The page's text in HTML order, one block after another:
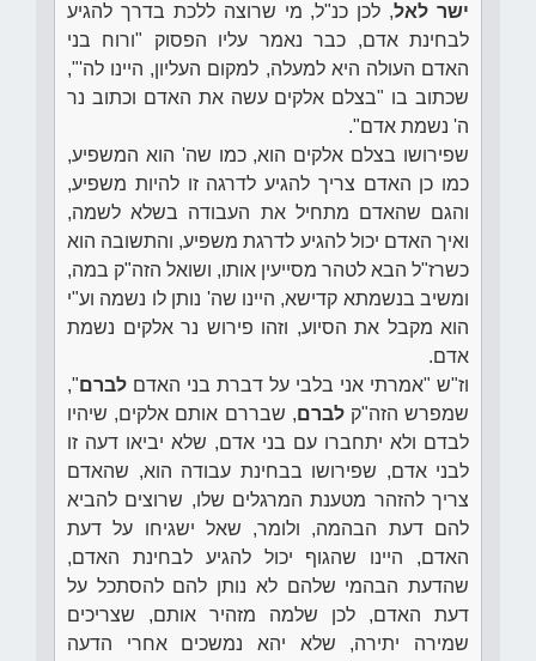
ישר לאל, לכן כנ"ל, מי שרוצה ללכת בדרך להגיע
לבחינת אדם, כבר נאמר עליו הפסוק "ורוח בני
האדם העולה היא למעלה, למקום העליון, היינו לה'",
שכתוב בו "בצלם אלקים עשה את האדם וכתוב נר
ה' נשמת אדם".
שפירושו בצלם אלקים הוא, כמו שה' הוא המשפיע,
כמו כן האדם צריך להגיע לדרגה זו להיות משפיע,
והגם שהאדם מתחיל את העבודה בשלא לשמה,
ואיך האדם יכול להגיע לדרגת משפיע, והתשובה הוא
כשרז"ל הבא לטהר מסייעין אותו, ושואל הזה"ק במה,
ומשיב בנשמתא קדישא, היינו שה' נותן לו נשמה וע"י
הוא מקבל את הסיוע, וזהו פירוש נר אלקים נשמת
אדם.
וז"ש "אמרתי אני בלבי על דברת בני האדם לברם",
שמפרש הזה"קלברם, שבררם אותם אלקים, שיהיו
לבדם ולא יתחברו עם בני אדם, שלא יביאו דעה זו
לבני אדם, שפירושו בבחינת עבודה הוא, שהאדם
צריך להזהר מטענת המרגלים שלו, שרוצים להביא
להם דעת הבהמה, ולומר, שאל ישגיחו על דעת
האדם, היינו שהגוף יכול להגיע לבחינת האדם,
שהדעת הבהמי שלהם לא נותן להם להסתכל על
דעת האדם, לכן שלמה מזהיר אותם, שצריכים
שמירה יתירה, שלא יהא נמשכים אחרי הדעה